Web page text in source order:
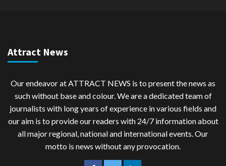
Attract News
Our endeavor at ATTRACT NEWS is to present the news as
such without base and colour. We are a dedicated team of
journalists with long years of experience in various fields and
our aim is to provide our readers with 24/7 information about
all major regional, national and international events. Our
motto is news without any provocation.